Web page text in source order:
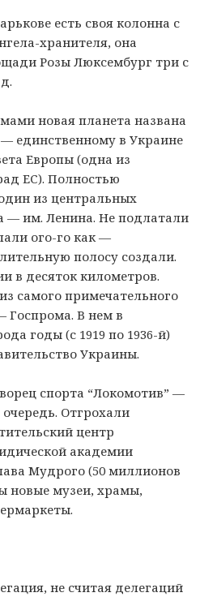
есть своя колонна с
хранителя, она
Розы Люксембург три с
новая планета названа
— единственному в Украине
Европы (одна из
ЕС). Полностью
из центральных
— им. Ленина. Не подлатали
ого-го как —
полосу создали.
в десяток километров.
самого примечательного
Госпрома. В нем в
годы (с 1919 по 1936-й)
Украины.
спорта “Локомотив” —
Отгрохали
центр
академии
Мудрого (50 миллионов
новые музеи, храмы,
не считая делегаций